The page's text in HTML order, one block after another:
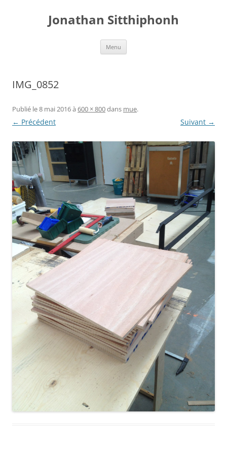
Jonathan Sitthiphonh
Menu
IMG_0852
Publié le8 mai 2016à 600 × 800dans mue.
← Précédent Suivant →